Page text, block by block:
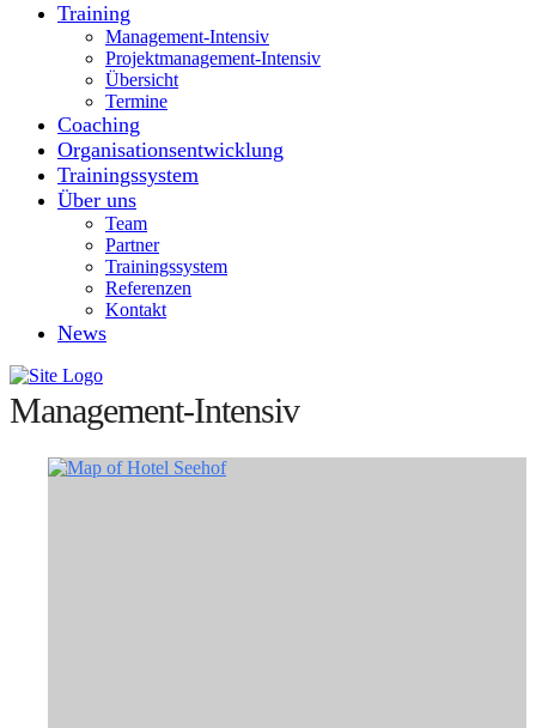
Training
Management-Intensiv
Projektmanagement-Intensiv
Übersicht
Termine
Coaching
Organisationsentwicklung
Trainingssystem
Über uns
Team
Partner
Trainingssystem
Referenzen
Kontakt
News
Management-Intensiv